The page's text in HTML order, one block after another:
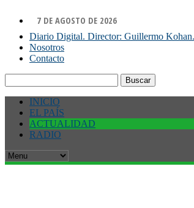
7 DE AGOSTO DE 2026
Diario Digital. Director: Guillermo
Nosotros
Contacto
INICIO
EL PAÍS
ACTUALIDAD
RADIO